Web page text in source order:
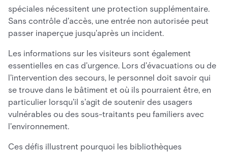
spéciales nécessitent une protection supplémentaire.
Sans contrôle d'accès, une entrée non autorisée peut
passer inaperçue jusqu'après un incident.
Les informations sur les visiteurs sont également
essentielles en cas d'urgence. Lors d'évacuations ou de
l'intervention des secours, le personnel doit savoir qui
se trouve dans le bâtiment et où ils pourraient être, en
particulier lorsqu'il s'agit de soutenir des usagers
vulnérables ou des sous-traitants peu familiers avec
l'environnement.
Ces défis illustrent pourquoi les bibliothèques